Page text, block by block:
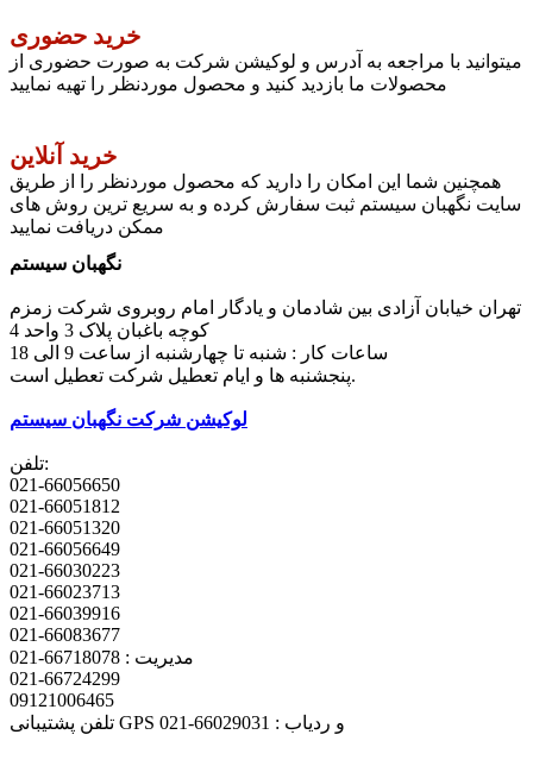
خرید حضوری
میتوانید با مراجعه به آدرس و لوکیشن شرکت به صورت حضوری از
محصولات ما بازدید کنید و محصول موردنظر را تهیه نمایید
خرید آنلاین
همچنین شما این امکان را دارید که محصول موردنظر را از طریق
سایت نگهبان سیستم ثبت سفارش کرده و به سریع ترین روش های
ممکن دریافت نمایید
نگهبان سیستم
تهران خیابان آزادی بین شادمان و یادگار امام روبروی شرکت زمزم
کوچه باغبان پلاک 3 واحد 4
پنجشنبه ها و ایام تعطیل شرکت تعطیل است.
لوکیشن شرکت نگهبان سیستم
تلفن:
021-66056650
021-66051812
021-66051320
021-66056649
021-66030223
021-66023713
021-66039916
021-66083677
مدیریت : 66718078-021
021-66724299
09121006465
تلفن پشتیبانی GPS و ردیاب : 66029031-021